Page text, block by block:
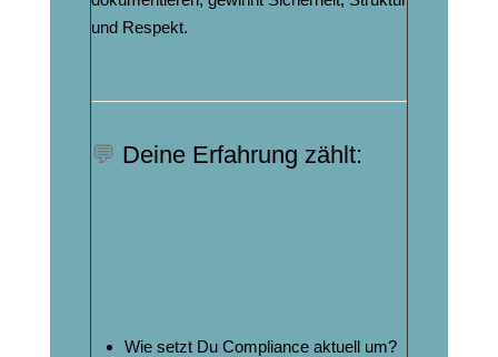
und Respekt.
💬 Deine Erfahrung zählt:
Wie setzt Du Compliance aktuell um?